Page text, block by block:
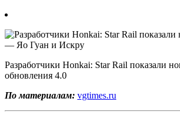
Разработчики Honkai: Star Rail показали
обновления 4.0
По материалам: vgtimes.ru